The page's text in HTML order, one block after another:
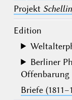
Projekt
Edition
Berliner
Offenbarung
Briefe